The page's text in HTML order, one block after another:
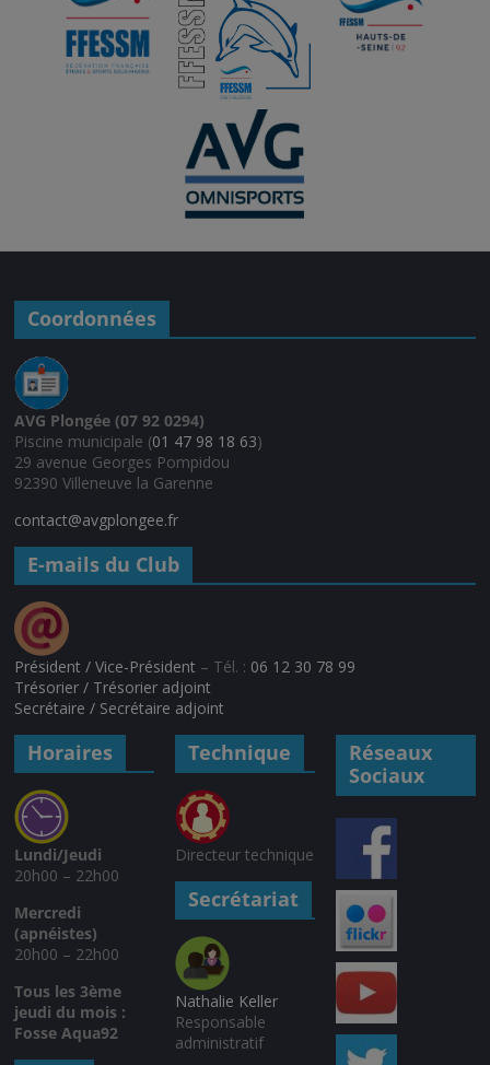
Coordonnées
AVG Plongée (07 92 0294)
Piscine municipale (01 47 98 18 63)
29 avenue Georges Pompidou
92390 Villeneuve la Garenne
contact@avgplongee.fr
E-mails du Club
Président / Vice-Président – Tél. : 06 12 30 78 99
Trésorier / Trésorier adjoint
Secrétaire / Secrétaire adjoint
Horaires
Lundi/Jeudi
20h00 – 22h00
Mercredi
(apnéistes)
20h00 – 22h00
Tous les 3ème
jeudi du mois :
Fosse Aqua92
Technique
Directeur technique
Secrétariat
Nathalie Keller
Responsable
administratif
Réseaux
Sociaux